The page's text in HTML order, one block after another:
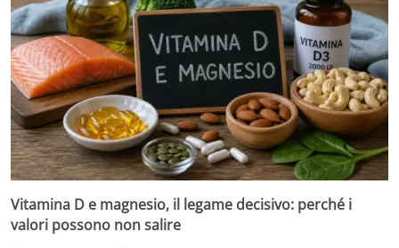
Vitamina D e magnesio, il legame decisivo: perché i
valori possono non salire